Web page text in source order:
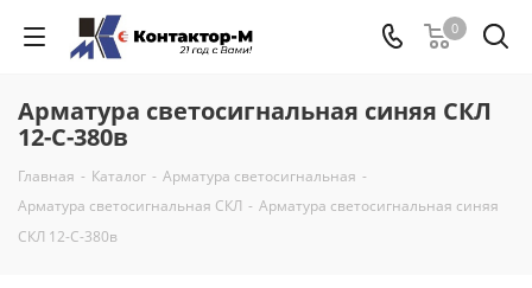
0
Арматура светосигнальная синяя СКЛ
12-С-380в
Главная - Каталог - Арматура светосигнальная -
Арматура светосигнальная СКЛ - Арматура светосигнальная синяя
СКЛ 12-С-380в